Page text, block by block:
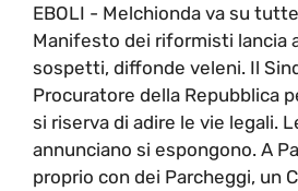
EBOLI - Melchionda va su
Manifesto dei riformisti lancia
sospetti, diffonde veleni. Il
Procuratore della Repubblica
si riserva di adire le vie legali.
annunciano si espongono. A
proprio con dei Parcheggi, un